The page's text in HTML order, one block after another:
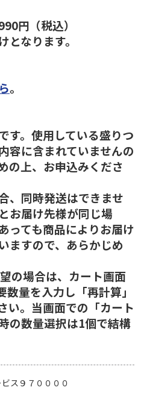
円（税込）
なります。
。
す。使用している盛りつ
容に含まれていませんの
の上、お申込みくださ
、同時発送はできませ
お届け先様が同じ場
っても商品によりお届け
ますので、あらかじめ
の場合は、カート画面
量を入力し「再計算」
い。当画面での「カート
の数量選択は1個で結構
ビス９７００００